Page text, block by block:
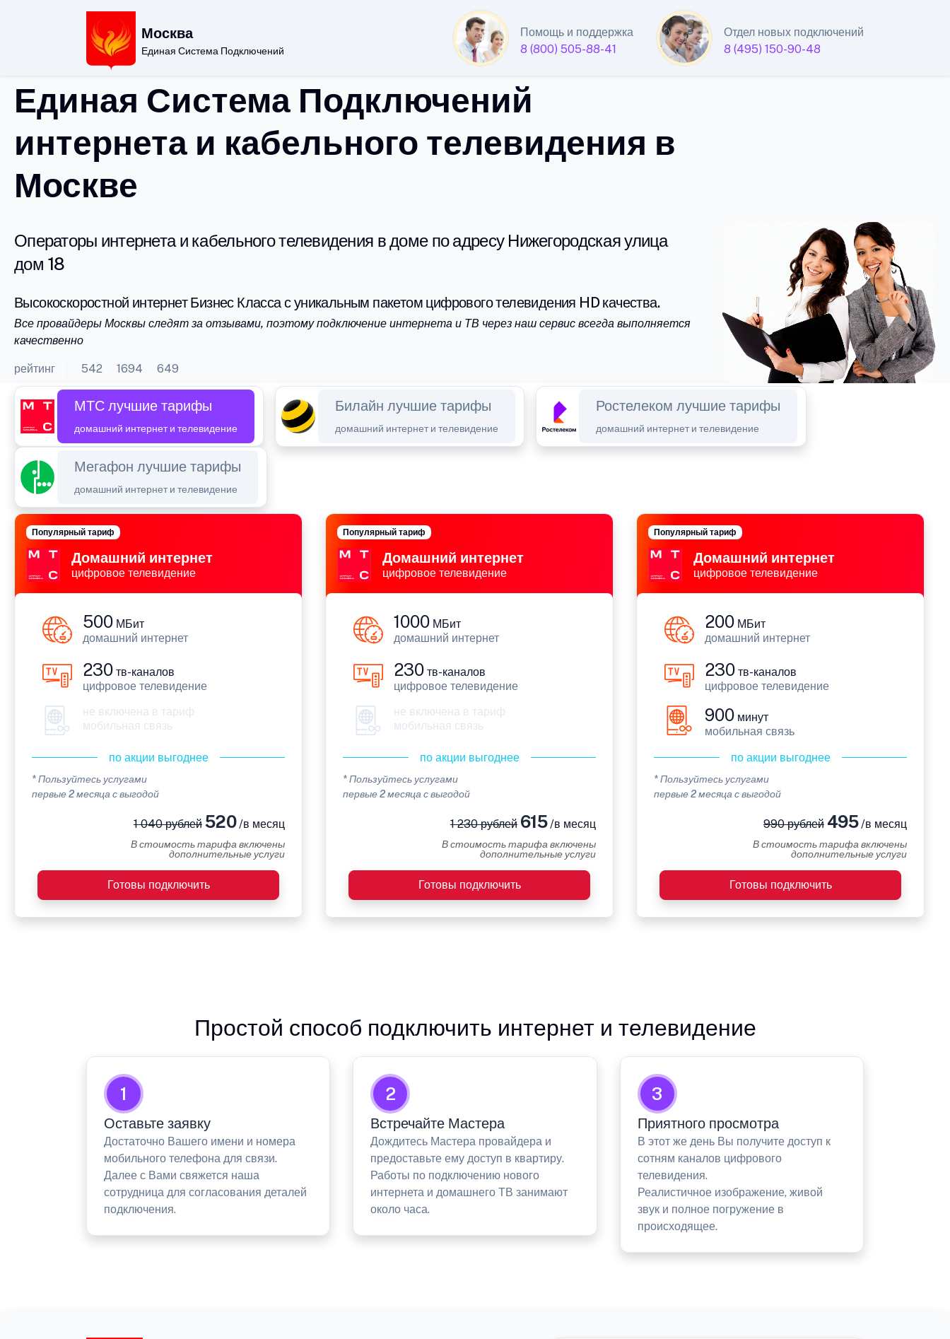
Москва
Единая Система Подключений
Помощь и поддержка
8 (800) 505-88-41
Отдел новых подключений
8 (495) 150-90-48
Единая Система Подключений
интернета и кабельного телевидения в
Москве
Операторы интернета и кабельного телевидения в доме по адресу Нижегородская улица
дом 18
Высокоскоростной интернет Бизнес Класса с уникальным пакетом цифрового телевидения HD качества.
Все провайдеры Москвы следят за отзывами, поэтому подключение интернета и ТВ через наш сервис всегда выполняется
качественно
рейтинг 542 1694 649
МТС лучшие тарифы
домашний интернет и телевидение
Билайн лучшие тарифы
домашний интернет и телевидение
Ростелеком лучшие тарифы
домашний интернет и телевидение
Мегафон лучшие тарифы
домашний интернет и телевидение
Домашний интернет
цифровое телевидение
Популярный тариф
500 МБит
домашний интернет
230 тв-каналов
цифровое телевидение
не включена в тариф
мобильная связь
по акции выгоднее
* Пользуйтесь услугами
первые 2 месяца с выгодой
1 040 рублей520/в месяц
В стоимость тарифа включены
дополнительные услуги
Готовы подключить
Домашний интернет
цифровое телевидение
Популярный тариф
1000 МБит
домашний интернет
230 тв-каналов
цифровое телевидение
не включена в тариф
мобильная связь
по акции выгоднее
* Пользуйтесь услугами
первые 2 месяца с выгодой
1 230 рублей615/в месяц
В стоимость тарифа включены
дополнительные услуги
Готовы подключить
Домашний интернет
цифровое телевидение
Популярный тариф
200 МБит
домашний интернет
230 тв-каналов
цифровое телевидение
900 минут
мобильная связь
по акции выгоднее
* Пользуйтесь услугами
первые 2 месяца с выгодой
990 рублей495/в месяц
В стоимость тарифа включены
дополнительные услуги
Готовы подключить
Простой способ подключить интернет и телевидение
1
Оставьте заявку
Достаточно Вашего имени и номера
мобильного телефона для связи.
Далее с Вами свяжется наша
сотрудница для согласования деталей
подключения.
2
Встречайте Мастера
Дождитесь Мастера провайдера и
предоставьте ему доступ в квартиру.
Работы по подключению нового
интернета и домашнего ТВ занимают
около часа.
3
Приятного просмотра
В этот же день Вы получите доступ к
сотням каналов цифрового
телевидения.
Реалистичное изображение, живой
звук и полное погружение в
происходящее.